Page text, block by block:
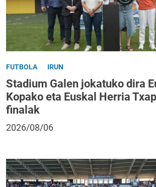
FUTBOLA IRUN
Stadium Galen jokatuko dira
Kopako eta Euskal Herria
finalak
2026/08/06